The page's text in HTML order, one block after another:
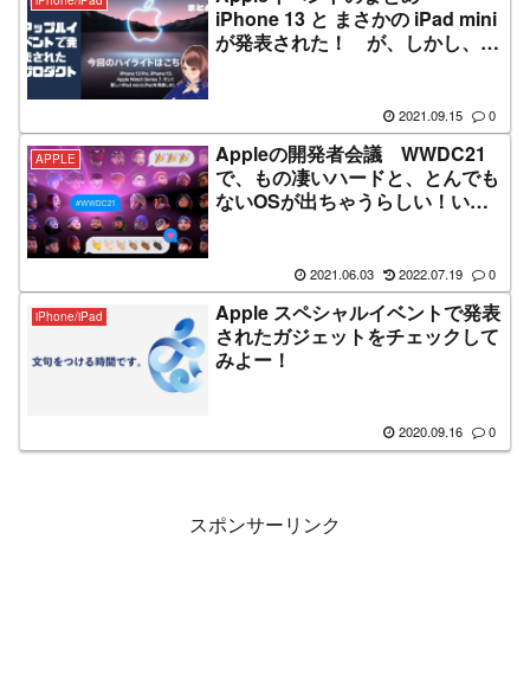
iPhone 13 と まさかの iPad mini
が発表された！ が、しかし、地
2021.09.15 0
APPLE
Appleの開発者会議 WWDC21
で、もの凄いハードと、とんでも
ないOSが出ちゃうらしい！いえ
2021.06.03 2022.07.19 0
iPhone/iPad
Apple スペシャルイベントで発表
されたガジェットをチェックして
みよー！
2020.09.16 0
スポンサーリンク